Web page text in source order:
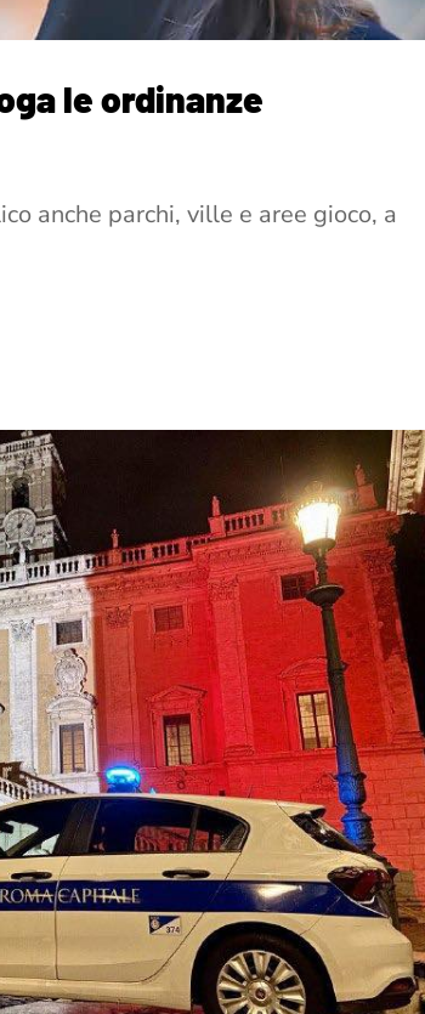
le ordinanze
anche parchi, ville e aree gioco, a